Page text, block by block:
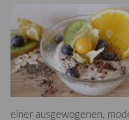
einer ausgewogenen,